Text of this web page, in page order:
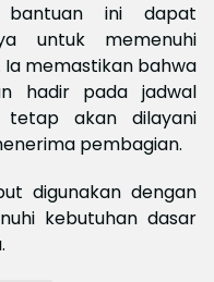
bantuan ini dapat
untuk memenuhi
memastikan bahwa
hadir pada jadwal
tetap akan dilayani
pembagian.
digunakan dengan
kebutuhan dasar